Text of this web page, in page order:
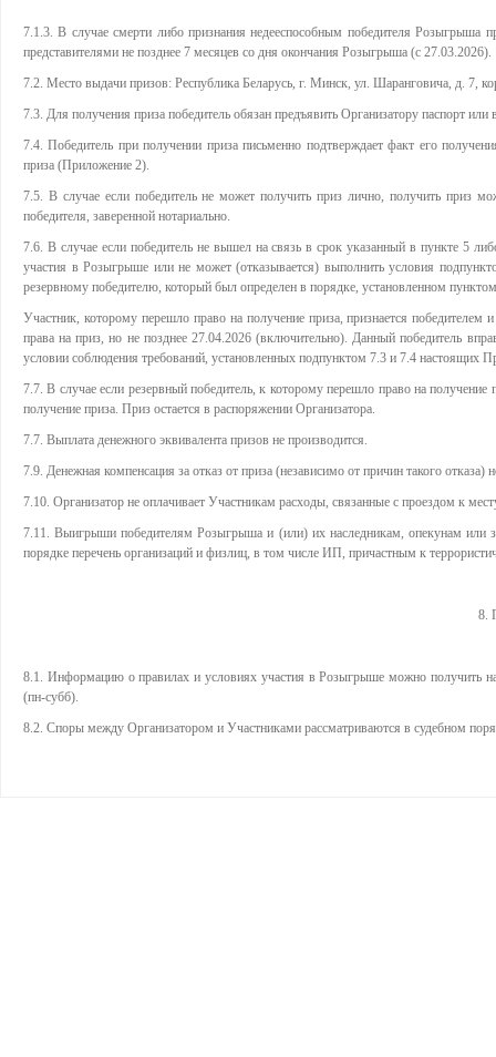
7.1.3. В случае смерти либо признания недееспособным победителя Розыгрыша
представителями не позднее 7 месяцев со дня окончания Розыгрыша (с 27.03.2026).
7.2. Место выдачи призов: Республика Беларусь, г. Минск, ул. Шаранговича, д. 7,
7.3. Для получения приза победитель обязан предъявить Организатору паспорт или
7.4. Победитель при получении приза письменно подтверждает факт его
приза (Приложение 2).
7.5. В случае если победитель не может получить приз лично, получить приз
победителя, заверенной нотариально.
7.6. В случае если победитель не вышел на связь в срок указанный в пункте 5
участия в Розыгрыше или не может (отказывается) выполнить условия
резервному победителю, который был определен в порядке, установленном
Участник, которому перешло право на получение приза, признается
права на приз, но не позднее 27.04.2026 (включительно). Данный победитель
условии соблюдения требований, установленных подпунктом 7.3 и 7.4 настоящих
7.7. В случае если резервный победитель, к которому перешло право на
получение приза. Приз остается в распоряжении Организатора.
7.7. Выплата денежного эквивалента призов не производится.
7.9. Денежная компенсация за отказ от приза (независимо от причин такого отказа)
7.10. Организатор не оплачивает Участникам расходы, связанные с проездом к
7.11. Выигрыши победителям Розыгрыша и (или) их наследникам, опекунам или
порядке перечень организаций и физлиц, в том числе ИП, причастным к
8.
8.1. Информацию о правилах и условиях участия в Розыгрыше можно получить
(пн-субб).
8.2. Споры между Организатором и Участниками рассматриваются в судебном